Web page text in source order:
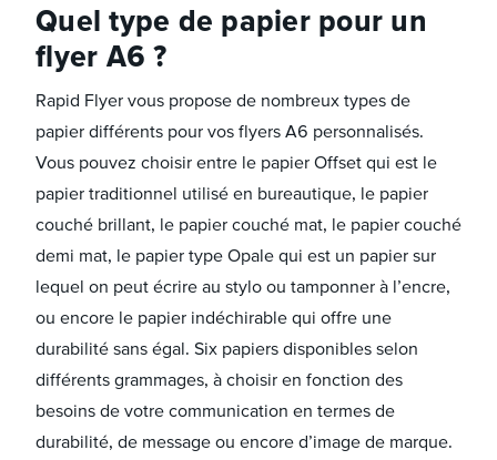
Quel type de papier pour un
flyer A6 ?
Rapid Flyer vous propose de nombreux types de
papier différents pour vos flyers A6 personnalisés.
Vous pouvez choisir entre le papier Offset qui est le
papier traditionnel utilisé en bureautique, le papier
couché brillant, le papier couché mat, le papier couché
demi mat, le papier type Opale qui est un papier sur
lequel on peut écrire au stylo ou tamponner à l’encre,
ou encore le papier indéchirable qui offre une
durabilité sans égal. Six papiers disponibles selon
différents grammages, à choisir en fonction des
besoins de votre communication en termes de
durabilité, de message ou encore d’image de marque.